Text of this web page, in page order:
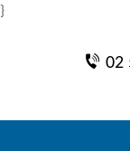
}
02